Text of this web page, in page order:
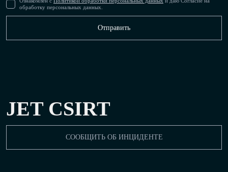
обработку персональных данных.
JET CSIRT
СООБЩИТЬ ОБ ИНЦИДЕНТЕ